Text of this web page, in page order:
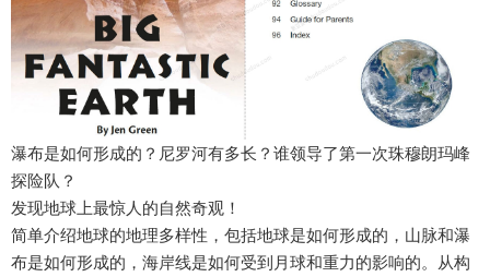
瀑布是如何形成的？尼罗河有多长？谁领导了第一次珠穆朗玛峰
探险队？
发现地球上最惊人的自然奇观！
简单介绍地球的地理多样性，包括地球是如何形成的，山脉和瀑
布是如何形成的，海岸线是如何受到月球和重力的影响的。从构